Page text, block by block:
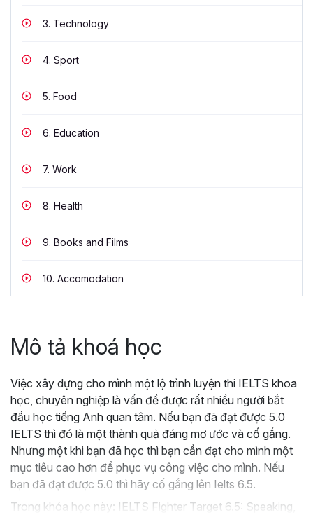
3. Technology
4. Sport
5. Food
6. Education
7. Work
8. Health
9. Books and Films
10. Accomodation
Mô tả khoá học
Việc xây dựng cho mình một lộ trình luyện thi IELTS khoa
học, chuyên nghiệp là vấn đề được rất nhiều người bắt
đầu học tiếng Anh quan tâm. Nếu bạn đã đạt được 5.0
IELTS thì đó là một thành quả đáng mơ ước và cố gắng.
Nhưng một khi bạn đã học thì bạn cần đạt cho mình một
mục tiêu cao hơn để phục vụ công việc cho mình. Nếu
bạn đã đạt được 5.0 thì hãy cố gắng lên Ielts 6.5.
Trong khóa học này: IELTS Fighter Target 6.5: Speaking,